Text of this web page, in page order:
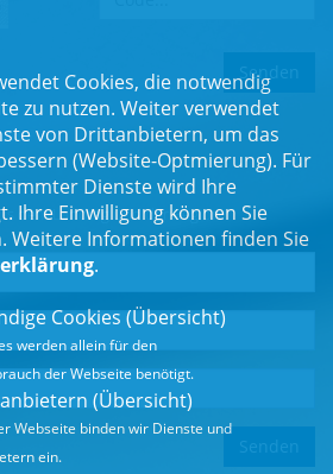
dem Landtag und der Region.
Cookies, die notwendig
zu nutzen. Weiter verwendet
von Drittanbietern, um das
(Website-Optmierung). Für
Dienste wird Ihre
Ihre Einwilligung können Sie
Weitere Informationen finden Sie
.
Cookies (Übersicht)
werden allein für den
der Webseite benötigt.
(Übersicht)
Webseite binden wir Dienste und
ein.